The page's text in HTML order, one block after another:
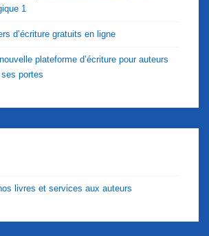
1
d’écriture gratuits en ligne
plateforme d’écriture pour auteurs
portes
livres et services aux auteurs